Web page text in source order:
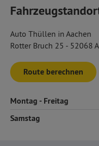
Auto Thüllen in Aachen
Rotter Bruch 25 - 52068
Route berechnen
Montag - Freitag
Samstag